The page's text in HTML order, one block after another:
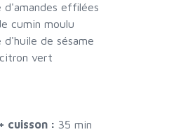
d'amandes effilées
cumin moulu
d'huile de sésame
vert
cuisson : 35 min